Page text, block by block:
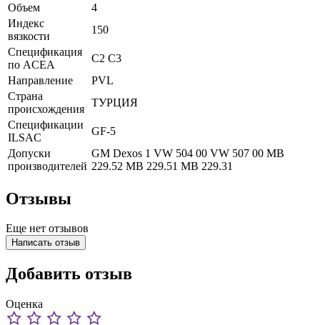
Объем
4
Индекс
вязкости
150
Спецификация
по ACEA
C2 C3
Направление
PVL
Страна
происхождения
ТУРЦИЯ
Спецификации
ILSAC
GF-5
Допуски
производителей
GM Dexos 1 VW 504 00 VW 507 00 MB
229.52 MB 229.51 MB 229.31
Отзывы
Еще нет отзывов
Написать отзыв
Добавить отзыв
Оценка